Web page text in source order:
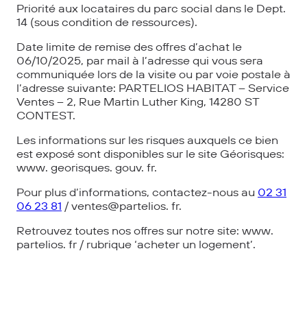
Priorité aux locataires du parc social dans le Dept.
14 (sous condition de ressources).
Date limite de remise des offres d’achat le
06/10/2025, par mail à l’adresse qui vous sera
communiquée lors de la visite ou par voie postale à
l’adresse suivante: PARTELIOS HABITAT – Service
Ventes – 2, Rue Martin Luther King, 14280 ST
CONTEST.
Les informations sur les risques auxquels ce bien
est exposé sont disponibles sur le site Géorisques:
www. georisques. gouv. fr.
Pour plus d’informations, contactez-nous au 02 31
06 23 81 / ventes@partelios. fr.
Retrouvez toutes nos offres sur notre site: www.
partelios. fr / rubrique ‘acheter un logement’.